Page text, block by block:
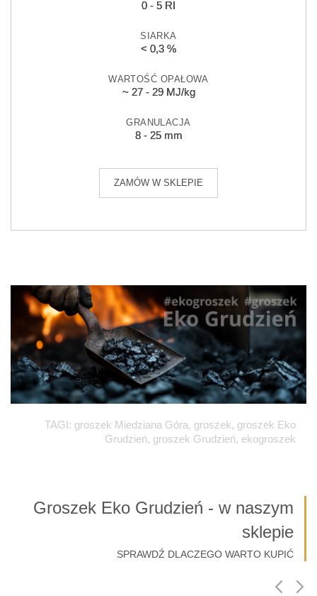
0 - 5 RI
SIARKA
< 0,3 %
WARTOŚĆ OPAŁOWA
~ 27 - 29 MJ/kg
GRANULACJA
8 - 25 mm
ZAMÓW W SKLEPIE
TAGI: groszek Miedziana Góra, groszek, groszek Eko
Grudzień, groszek Grudzień, ekogroszek
Groszek Eko Grudzień - w naszym
sklepie
SPRAWDŹ DLACZEGO WARTO KUPIĆ